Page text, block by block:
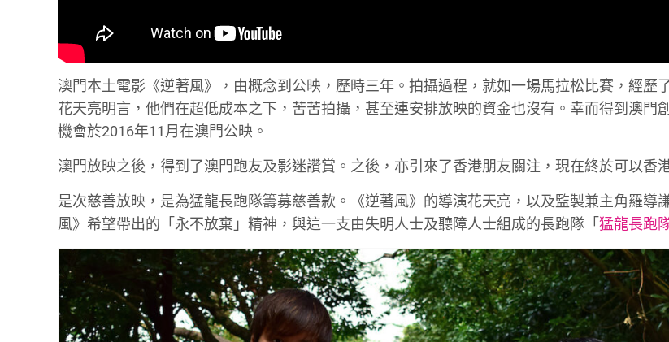
澳門本土電影《逆著風》，由概念到公映，歷時三年。拍攝過程，就如一場馬拉松比賽，經歷
花天亮明言，他們在超低成本之下，苦苦拍攝，甚至連安排放映的資金也沒有。幸而得到澳門
機會於2016年11月在澳門公映。
澳門放映之後，得到了澳門跑友及影迷讚賞。之後，亦引來了香港朋友關注，現在終於可以香
是次慈善放映，是為猛龍長跑隊籌募慈善款。《逆著風》的導演花天亮，以及監製兼主角羅導
風》希望帶出的「永不放棄」精神，與這一支由失明人士及聽障人士組成的長跑隊「猛龍長跑